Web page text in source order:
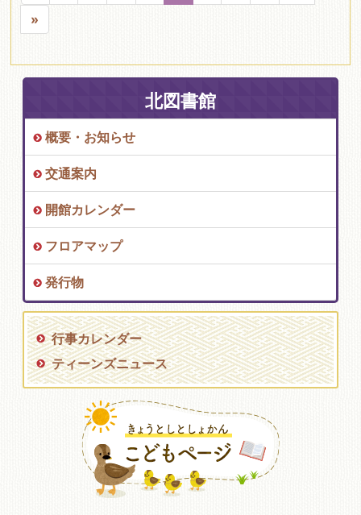
»
北図書館
概要・お知らせ
交通案内
開館カレンダー
フロアマップ
発行物
行事カレンダー
ティーンズニュース